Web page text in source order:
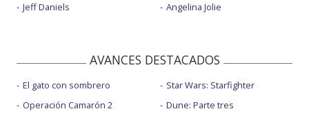
Jeff Daniels
Angelina Jolie
AVANCES DESTACADOS
El gato con sombrero
Operación Camarón 2
Star Wars: Starfighter
Dune: Parte tres